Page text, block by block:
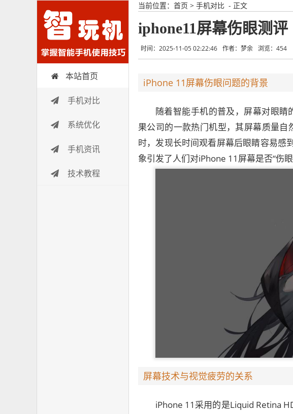
智玩机 本站首页
手机对比
系统优化
手机资讯
技术教程
当前位置： 首页 > 手机对比 - 正文
iphone11屏幕伤眼测评
时间：2025-11-05 02:22:46 作者：梦余 浏览：454
iPhone 11屏幕伤眼问题的背景
随着智能手机的普及，屏幕对眼
果公司的一款热门机型，其屏幕质量
时，发现长时间观看屏幕后眼睛容易感
象引发了人们对iPhone 11屏幕是否“伤眼
屏幕技术与视觉疲劳的关系
iPhone 11采用的是Liquid Retina